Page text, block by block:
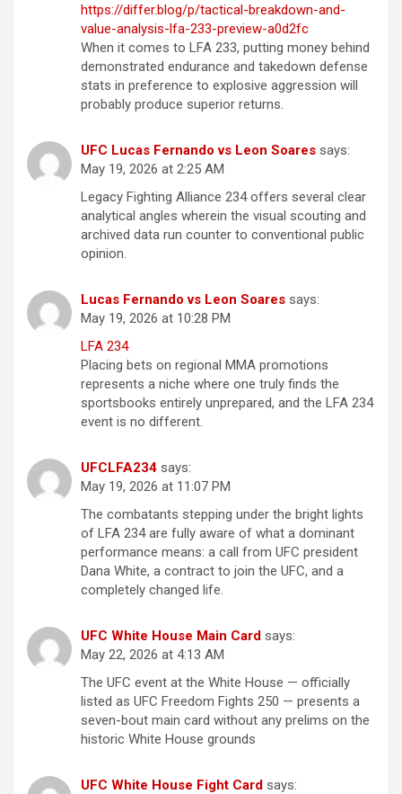
https://differ.blog/p/tactical-breakdown-and-
value-analysis-lfa-233-preview-a0d2fc
When it comes to LFA 233, putting money behind
demonstrated endurance and takedown defense
stats in preference to explosive aggression will
probably produce superior returns.
UFC Lucas Fernando vs Leon Soares says:
May 19, 2026 at 2:25 AM
Legacy Fighting Alliance 234 offers several clear
analytical angles wherein the visual scouting and
archived data run counter to conventional public
opinion.
Lucas Fernando vs Leon Soares says:
May 19, 2026 at 10:28 PM
LFA 234
Placing bets on regional MMA promotions
represents a niche where one truly finds the
sportsbooks entirely unprepared, and the LFA 234
event is no different.
UFCLFA234 says:
May 19, 2026 at 11:07 PM
The combatants stepping under the bright lights
of LFA 234 are fully aware of what a dominant
performance means: a call from UFC president
Dana White, a contract to join the UFC, and a
completely changed life.
UFC White House Main Card says:
May 22, 2026 at 4:13 AM
The UFC event at the White House — officially
listed as UFC Freedom Fights 250 — presents a
seven-bout main card without any prelims on the
historic White House grounds
UFC White House Fight Card says: